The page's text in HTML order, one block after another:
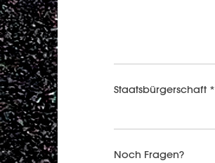
Staatsbürgerschaft *
Noch Fragen?